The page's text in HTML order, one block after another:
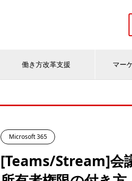
働き方改革支援 マー
Microsoft 365
[Teams/Stream]会